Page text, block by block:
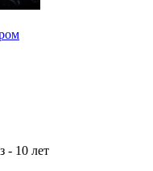
- 10 лет